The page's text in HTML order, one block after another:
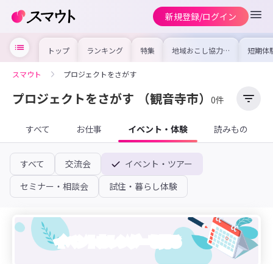
新規登録/ログイン
トップ ランキング 特集 地域おこし協力隊
の求人やイベント
を集めました！仕
けよう
短期体
り〜数
域を知
スマウト プロジェクトをさがす
プロジェクトをさがす （観音寺市） 0件
すべて お仕事 イベント・体験 読みもの
すべて 交流会
イベント・ツアー
セミナー・相談会
試住・暮らし体験
イベントカレンダーを見る